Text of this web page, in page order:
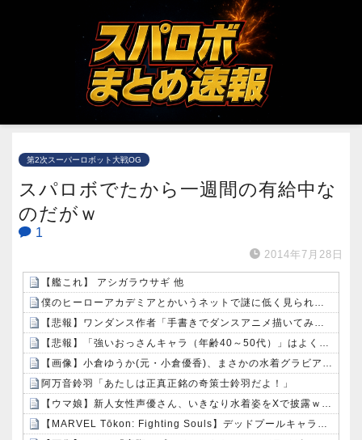
第2次スーパーロボット大戦OG
スパロボでたから一週間の有給中な
のだがｗ
1
2014年7月28日
【艦これ】 アシガラウサギ 他
僕のヒーローアカデミアとかいうネットで謎に低く見られがちな漫画wwwwwwwwwwwwwwwwwwww
【悲報】ワンダンス作者「手書きでダンスアニメ描いてみました」←アニメの当てつけにしか見えないと話題に
【悲報】「強いおっさんキャラ（年齢40～50代）」はよくいるけど「強いおばさん」はいない…
【画像】小倉ゆうか(元・小倉優香)、まさかの水着グラビア復帰ｗｗｗｗｗ
阿万音鈴羽「あたしは正真正銘の奇策士鈴羽だよ！」
【ウマ娘】新人女性声優さん、いきなり水着姿をXで披露ｗｗｗｗ
【MARVEL Tōkon: Fighting Souls】デッドプールキャラクターガイド公開！！どこかで見たことのあるネタが…